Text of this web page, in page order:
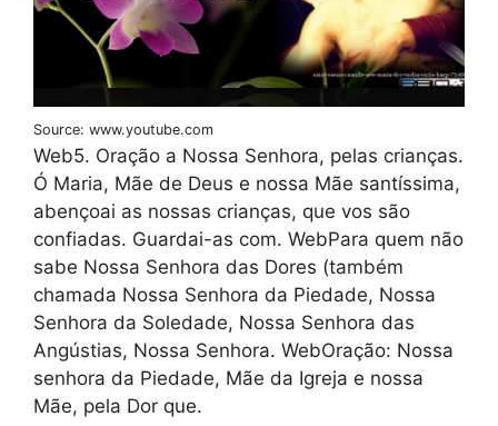
Source: www.youtube.com
Web5. Oração a Nossa Senhora, pelas crianças.
Ó Maria, Mãe de Deus e nossa Mãe santíssima,
abençoai as nossas crianças, que vos são
confiadas. Guardai-as com. WebPara quem não
sabe Nossa Senhora das Dores (também
chamada Nossa Senhora da Piedade, Nossa
Senhora da Soledade, Nossa Senhora das
Angústias, Nossa Senhora. WebOração: Nossa
senhora da Piedade, Mãe da Igreja e nossa
Mãe, pela Dor que.